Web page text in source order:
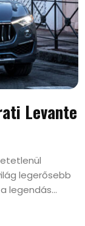
Levante
legerősebb
legendás...